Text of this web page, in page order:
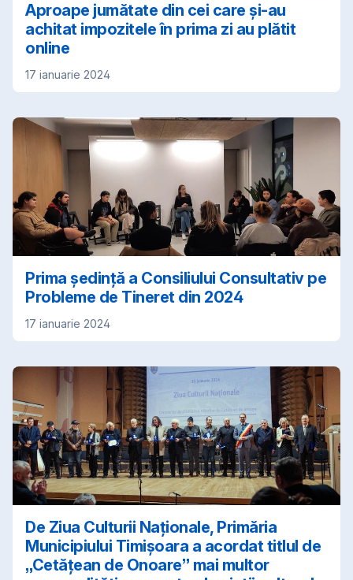
Aproape jumătate din cei care și-au
achitat impozitele în prima zi au plătit
online
17 ianuarie 2024
Prima ședință a Consiliului Consultativ pe
Probleme de Tineret din 2024
17 ianuarie 2024
De Ziua Culturii Naționale, Primăria
Municipiului Timișoara a acordat titlul de
„Cetățean de Onoare” mai multor